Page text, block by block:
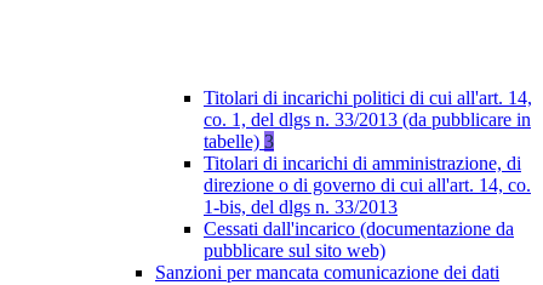
Titolari di incarichi politici di cui all'art. 14,
co. 1, del dlgs n. 33/2013 (da pubblicare in
tabelle) 3
Titolari di incarichi di amministrazione, di
direzione o di governo di cui all'art. 14, co.
1-bis, del dlgs n. 33/2013
Cessati dall'incarico (documentazione da
pubblicare sul sito web)
Sanzioni per mancata comunicazione dei dati